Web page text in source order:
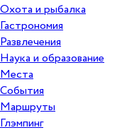
Охота и рыбалка
Гастрономия
Развлечения
Наука и образование
Места
События
Маршруты
Глэмпинг